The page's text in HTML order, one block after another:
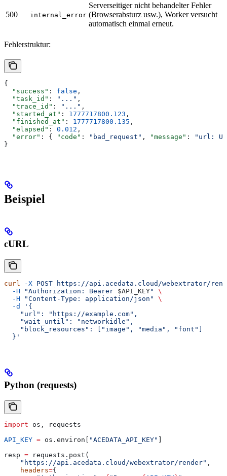
500 internal_error
Serverseitiger nicht behandelter Fehler
(Browserabsturz usw.), Worker versucht
automatisch einmal erneut.
Fehlerstruktur:
{
  "success"
: false ,
  "task_id"
: "..." ,
  "trace_id"
: "..." ,
  "started_at"
: 1777717800.123 ,
  "finished_at"
: 1777717800.135 ,
  "elapsed"
: 0.012 ,
  "error"
: { "code" : "bad_request" , "message" :
"url:
}
Beispiel
cURL
curl -X POST https://api.acedata.cloud/webextrator/
  -H
"Authorization: Bearer $API_KEY"
\
  -H
"Content-Type: application/json"
\
  -d
'{
    "url": "https://example.com",
    "wait_until": "networkidle",
    "block_resources": ["image", "media", "font"]
  }'
Python (requests)
import os, requests
API_KEY = os.environ[ "ACEDATA_API_KEY" ]
resp = requests.post(
    "https://api.acedata.cloud/webextrator/render"
,
    headers
={